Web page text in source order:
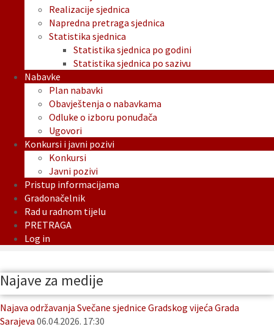
Realizacije sjednica
Napredna pretraga sjednica
Statistika sjednica
Statistika sjednica po godini
Statistika sjednica po sazivu
Nabavke
Plan nabavki
Obavještenja o nabavkama
Odluke o izboru ponuđača
Ugovori
Konkursi i javni pozivi
Konkursi
Javni pozivi
Pristup informacijama
Gradonačelnik
Rad u radnom tijelu
PRETRAGA
Log in
Najave za medije
Najava održavanja Svečane sjednice Gradskog vijeća Grada
Sarajeva 06.04.2026. 17:30